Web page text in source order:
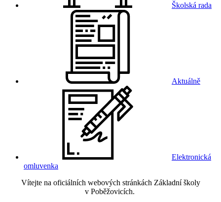
Školská rada
Aktuálně
Elektronická
omluvenka
Vítejte na oficiálních webových stránkách Základní školy
v Poběžovicích.